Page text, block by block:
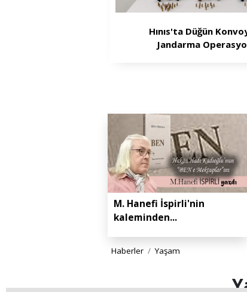
Hınıs'ta Düğün
Jandarma
M. Hanefi İspirli'nin
kaleminden...
Haberler Yaşam